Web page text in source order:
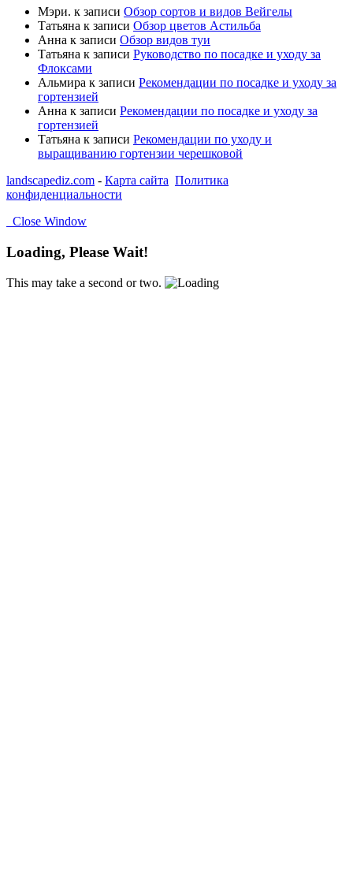
Мэри. к записи Обзор сортов и видов Вейгелы
Татьяна к записи Обзор цветов Астильба
Анна к записи Обзор видов туи
Татьяна к записи Руководство по посадке и уходу за
Флоксами
Альмира к записи Рекомендации по посадке и уходу за
гортензией
Анна к записи Рекомендации по посадке и уходу за
гортензией
Татьяна к записи Рекомендации по уходу и
выращиванию гортензии черешковой
landscapediz.com - Карта сайта Политика
конфиденциальности
Close Window
Loading, Please Wait!
This may take a second or two.